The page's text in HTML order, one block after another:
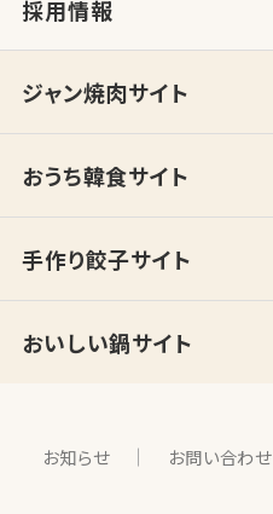
採用情報
ジャン焼肉サイト
おうち韓食サイト
手作り餃子サイト
おいしい鍋サイト
お知らせ お問い合わせ